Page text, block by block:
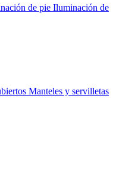
de pie Iluminación de
Manteles y servilletas